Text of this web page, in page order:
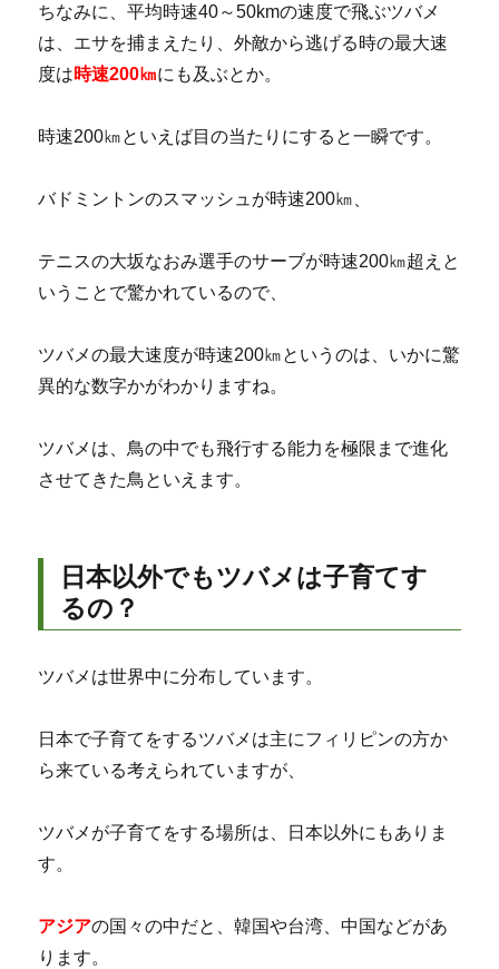
ちなみに、平均時速40～50kmの速度で飛ぶツバメ
は、エサを捕まえたり、外敵から逃げる時の最大速
度は時速200㎞にも及ぶとか。
時速200㎞といえば目の当たりにすると一瞬です。
バドミントンのスマッシュが時速200㎞、
テニスの大坂なおみ選手のサーブが時速200㎞超えと
いうことで驚かれているので、
ツバメの最大速度が時速200㎞というのは、いかに驚
異的な数字かがわかりますね。
ツバメは、鳥の中でも飛行する能力を極限まで進化
させてきた鳥といえます。
日本以外でもツバメは子育てす
るの？
ツバメは世界中に分布しています。
日本で子育てをするツバメは主にフィリピンの方か
ら来ている考えられていますが、
ツバメが子育てをする場所は、日本以外にもありま
す。
アジアの国々の中だと、韓国や台湾、中国などがあ
ります。